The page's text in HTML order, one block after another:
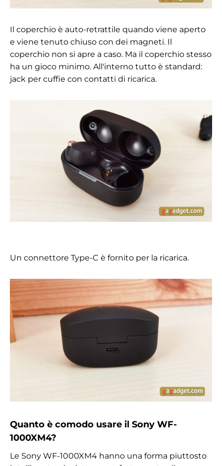
Il coperchio è auto-retrattile quando viene aperto
e viene tenuto chiuso con dei magneti. Il
coperchio non si apre a caso. Ma il coperchio stesso
ha un gioco minimo. All'interno tutto è standard:
jack per cuffie con contatti di ricarica.
Un connettore Type-C è fornito per la ricarica.
Quanto è comodo usare il Sony WF-
1000XM4?
Le Sony WF-1000XM4 hanno una forma piuttosto